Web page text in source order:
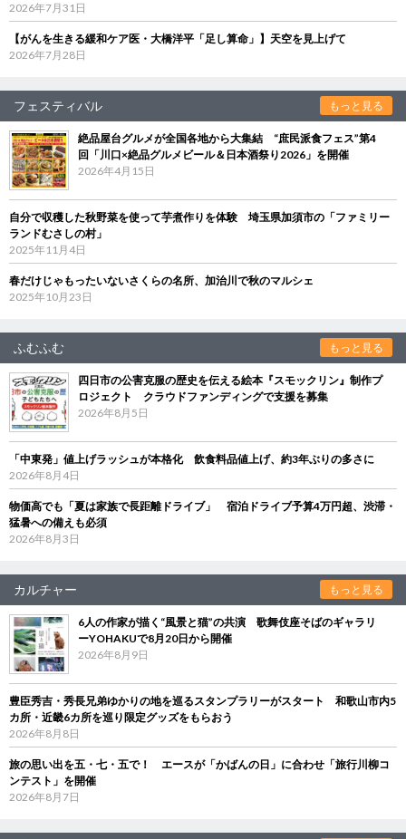
2026年7月31日
【がんを生きる緩和ケア医・大橋洋平「足し算命」】天空を見上げて
2026年7月28日
フェスティバル もっと見る
絶品屋台グルメが全国各地から大集結 “庶民派食フェス”第4
回「川口×絶品グルメビール＆日本酒祭り2026」を開催
2026年4月15日
自分で収穫した秋野菜を使って芋煮作りを体験 埼玉県加須市の「ファミリー
ランドむさしの村」
2025年11月4日
春だけじゃもったいないさくらの名所、加治川で秋のマルシェ
2025年10月23日
ふむふむ もっと見る
四日市の公害克服の歴史を伝える絵本『スモックリン』制作プ
ロジェクト クラウドファンディングで支援を募集
2026年8月5日
「中東発」値上げラッシュが本格化 飲食料品値上げ、約3年ぶりの多さに
2026年8月4日
物価高でも「夏は家族で長距離ドライブ」 宿泊ドライブ予算4万円超、渋滞・
猛暑への備えも必須
2026年8月3日
カルチャー もっと見る
6人の作家が描く“風景と猫”の共演 歌舞伎座そばのギャラリ
ーYOHAKUで8月20日から開催
2026年8月9日
豊臣秀吉・秀長兄弟ゆかりの地を巡るスタンプラリーがスタート 和歌山市内5
カ所・近畿6カ所を巡り限定グッズをもらおう
2026年8月8日
旅の思い出を五・七・五で！ エースが「かばんの日」に合わせ「旅行川柳コ
ンテスト」を開催
2026年8月7日